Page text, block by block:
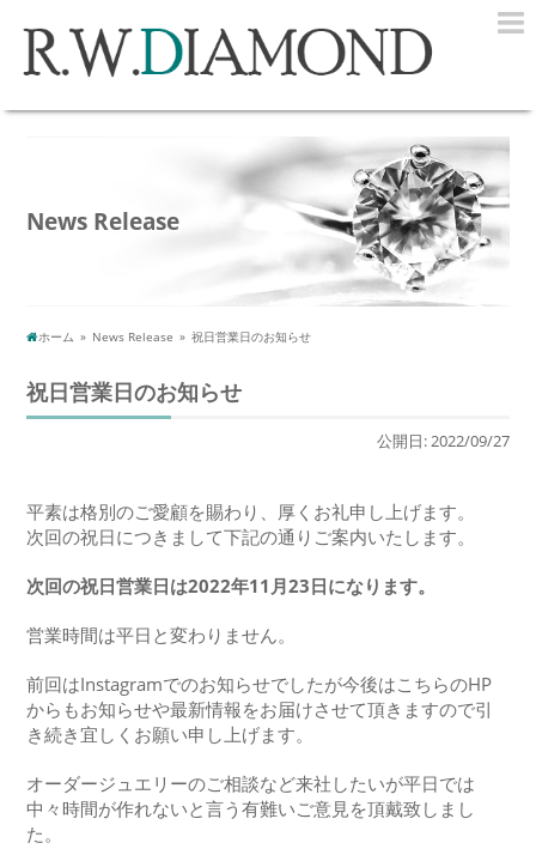
News Release
ホーム News Release 祝日営業日のお知らせ
祝日営業日のお知らせ
公開日: 2022/09/27
平素は格別のご愛顧を賜わり、厚くお礼申し上げます。
次回の祝日につきまして下記の通りご案内いたします。
次回の祝日営業日は2022年11月23日になります。
営業時間は平日と変わりません。
前回はInstagramでのお知らせでしたが今後はこちらのHP
からもお知らせや最新情報をお届けさせて頂きますので引
き続き宜しくお願い申し上げます。
オーダージュエリーのご相談など来社したいが平日では
中々時間が作れないと言う有難いご意見を頂戴致しまし
た。